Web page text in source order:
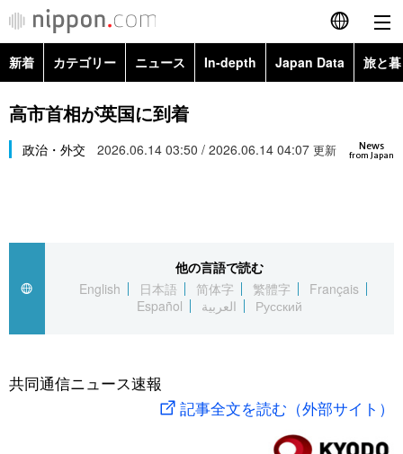
English
繁體字
العربية
社会
旅と暮らし
新着 カテゴリー ニュース In-depth Japan Data 旅と
政治・外交
経済・ビジネス
社会
文化
科学・技術
暮らし
Images
お知らせ
高市首相が英国に到着
News
from Japan
政治・外交 2026.06.14 03:50 / 2026.06.14 04:07 更新
他の言語で読む
English
日本語 简体字 繁體字
Français
Español
العربية Русский
共同通信ニュース速報
記事全文を読む（外部サイト）